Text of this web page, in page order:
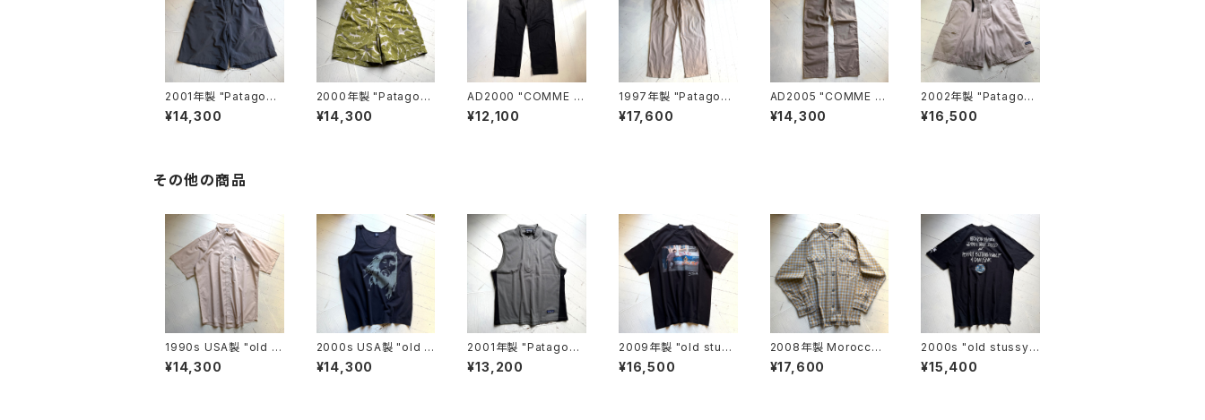
2001年製 "Patagoni
a" GⅡ shorts
¥14,300
2000年製 "Patagoni
a" Pataloha shorts
¥14,300
AD2000 "COMME d
es GARÇONS HOM
ME“ cotton pants
¥12,100
1997年製 "Patagoni
a" A/C pants
¥17,600
AD2005 "COMME d
es GARÇONS HOM
ME“ cotton pants
¥14,300
2002年製 "Patagoni
a" kangri shorts
¥16,500
その他の商品
1990s USA製 "old st
ussy" S/S shirt
¥14,300
2000s USA製 "old s
tussy" tank top
¥14,300
2001年製 "Patagoni
a" R1 Flash vest
¥13,200
2009年製 "old stuss
y" S/S T-shirt
¥16,500
2008年製 Morocco
製 "Patagonia" heav
y flannel shirt
¥17,600
2000s "old stussy"
S/S T-shirt
¥15,400